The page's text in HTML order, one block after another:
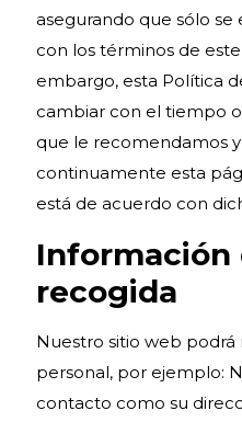
asegurando que sólo
con los términos de
embargo, esta Política
cambiar con el tiempo
que le recomendamos
continuamente esta
está de acuerdo con
Información
recogida
Nuestro sitio web
personal, por ejemplo:
contacto como su